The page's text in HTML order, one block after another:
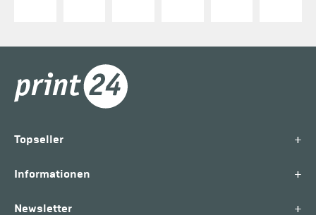
Topseller +
Informationen +
Newsletter +